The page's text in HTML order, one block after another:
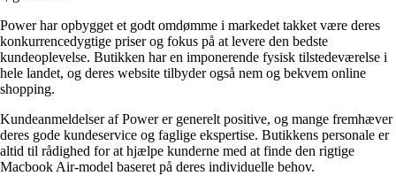
Power har opbygget et godt omdømme i markedet takket være deres
konkurrencedygtige priser og fokus på at levere den bedste
kundeoplevelse. Butikken har en imponerende fysisk tilstedeværelse i
hele landet, og deres website tilbyder også nem og bekvem online
shopping.
Kundeanmeldelser af Power er generelt positive, og mange fremhæver
deres gode kundeservice og faglige ekspertise. Butikkens personale er
altid til rådighed for at hjælpe kunderne med at finde den rigtige
Macbook Air-model baseret på deres individuelle behov.